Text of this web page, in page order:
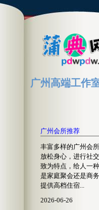
广州高端工作
广州会所推荐
丰富多样的广州会
放松身心，进行社
致为特点，给人一
是家庭聚会还是商
提供高档住宿...
2026-06-26